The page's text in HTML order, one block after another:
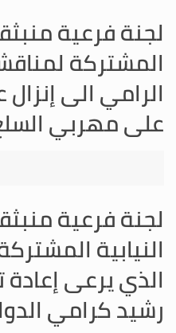
لجنة فرعية
المشتركة
الرامي الى
على مهربي
لجنة فرعية
النيابية
الذي يرعى
رشيد كرامي